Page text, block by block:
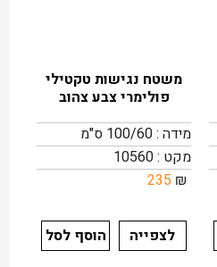
משטח נגישות טקטילי
פולימרי צבע צהוב
מידה : 100/60 ס"מ
מקט : 10560
₪
235
לצפייה הוסף לסל